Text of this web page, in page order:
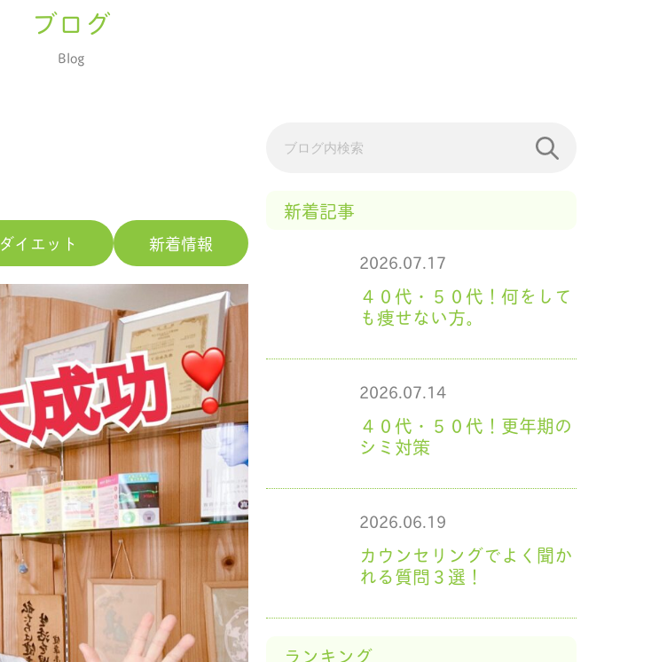
ブログ
Blog
新着記事
2026.07.17
４０代・５０代！何をして
も痩せない方。
2026.07.14
４０代・５０代！更年期の
シミ対策
2026.06.19
カウンセリングでよく聞か
れる質問３選！
ランキング
ダイエット 新着情報